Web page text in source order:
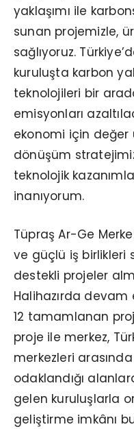
yaklaşımı ile
sunan projemizle,
sağlıyoruz.
kuruluşta karbon
teknolojileri bir
emisyonları
ekonomi için değer
dönüşüm
teknolojik
inanıyorum.
Tüpraş Ar-Ge
ve güçlü iş birlikleri
destekli projeler
Halihazırda devam
12 tamamlanan
proje ile merkez,
merkezleri
odaklandığı
gelen kuruluşlarla
geliştirme imkânı